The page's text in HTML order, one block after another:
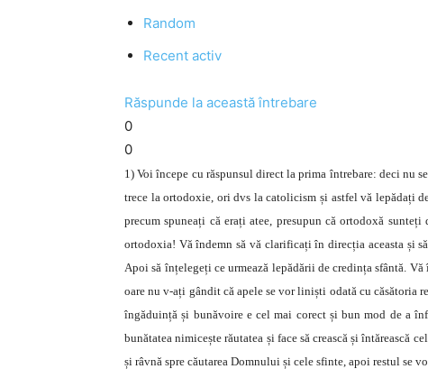
Random
Recent activ
Răspunde la această întrebare
0
0
1) Voi începe cu răspunsul direct la prima întrebare: deci nu
trece la ortodoxie, ori dvs la catolicism și astfel vă lepădați
precum spuneați că erați atee, presupun că ortodoxă
ortodoxia! Vă îndemn să vă clarificați în direcția aceasta și
Apoi să înțelegeți ce urmează lepădării de credința sfântă.
oare nu v-ați gândit că apele se vor liniști odată cu căsătoria
îngăduință și bunăvoire e cel mai corect și bun mod de a
bunătatea nimicește răutatea și face să crească și întărească
și râvnă spre căutarea Domnului și cele sfinte, apoi restul se